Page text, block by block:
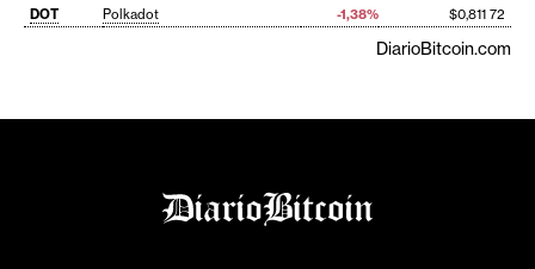
DOT
Polkadot -1,38% $0,811 72
DiarioBitcoin.com